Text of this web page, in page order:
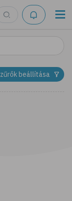
beállítása